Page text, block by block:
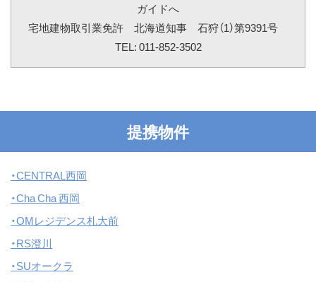
ガイドへ
宅地建物取引業免許 北海道知事 石狩（1）第9391号
TEL: 011-852-3502
提携物件
・CENTRAL西岡
・Cha Cha 西岡
・OMレジデンス札大前
・RS澄川
・SUオークラ